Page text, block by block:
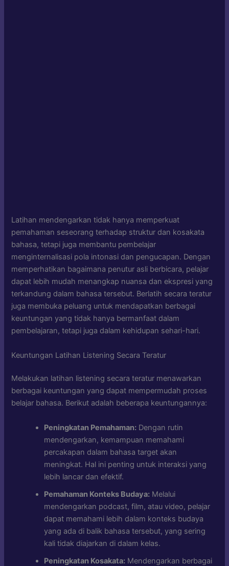
Latihan mendengarkan tidak hanya memperkuat
pemahaman seseorang terhadap struktur dan kosakata
bahasa, tetapi juga membantu pembelajar
menginternalisasi pola intonasi dan pengucapan. Dengan
memperhatikan bagaimana penutur asli berbicara, pelajar
dapat lebih mudah menangkap nuansa dan ekspresi yang
terkandung dalam bahasa tersebut. Berlatih secara teratur
juga membuka peluang untuk mendapatkan berbagai
keuntungan yang tidak hanya bermanfaat dalam
pembelajaran, tetapi juga dalam kehidupan sehari-hari.
Keuntungan Latihan Listening Secara Teratur
Melakukan latihan listening secara teratur menawarkan
berbagai keuntungan yang dapat mempermudah proses
belajar bahasa. Berikut adalah beberapa keuntungannya:
Peningkatan Pemahaman: Dengan rutin
mendengarkan, kemampuan memahami
percakapan dalam bahasa target akan
meningkat. Hal ini penting untuk interaksi yang
lebih lancar dan efektif.
Pemahaman Konteks Budaya: Melalui
mendengarkan podcast, film, atau video, pelajar
dapat memahami lebih dalam konteks budaya
yang ada di balik bahasa tersebut, yang sering
kali tidak diajarkan di dalam kelas.
Peningkatan Kosakata: Mendengarkan berbagai